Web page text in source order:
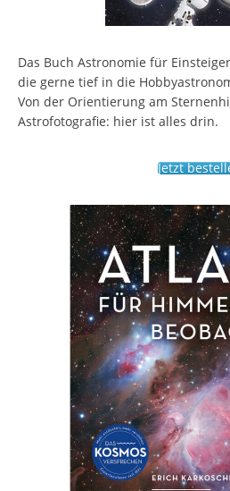
Das Buch Astronomie für
die gerne tief in die
Von der Orientierung am
Astrofotografie: hier ist alles drin.
Jetzt